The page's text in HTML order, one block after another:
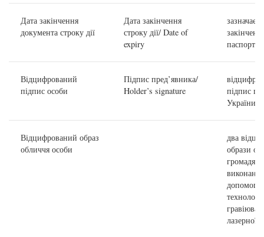
Дата закінчення
документа строку дії
Дата закінчення
строку дії/ Date of
expiry
паспорта
Відцифрований
підпис особи
Підпис пред’явника/
Holder’s signature
підпис
України
Відцифрований образ
обличчя особи
два
образи
виконані
лазерної